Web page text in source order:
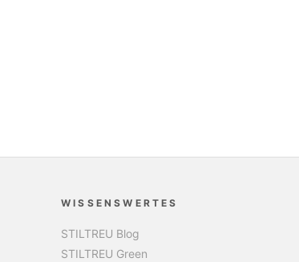
WISSENSWERTES
STILTREU Blog
STILTREU Green